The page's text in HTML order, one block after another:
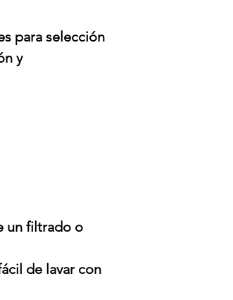
para selección
y
un filtrado o
de lavar con